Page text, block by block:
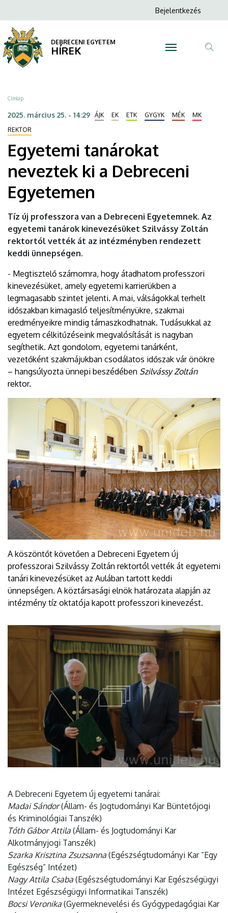
tanárokat
neveztek
a
Debreceni
Egyetemen
DEBRECENI
EGYETEM
a
tartalomra
Anonim
menüje
Bejelentkezés
DEBRECENI EGYETEM
HÍREK
Morzsa
Címlap
2025. március 25. - 14:29 ÁJK EK ETK GYGYK MÉK
MK
REKTOR
Egyetemi tanárokat
neveztek ki a Debreceni
Egyetemen
Tíz új professzora van a Debreceni Egyetemnek. Az
egyetemi tanárok kinevezésüket Szilvássy Zoltán
rektortól vették át az intézményben rendezett
keddi ünnepségen.
- Megtisztelő számomra, hogy átadhatom professzori
kinevezésüket, amely egyetemi karrierükben a
legmagasabb szintet jelenti. A mai, válságokkal terhelt
időszakban kimagasló teljesítményükre, szakmai
eredményeikre mindig támaszkodhatnak. Tudásukkal az
egyetem célkitűzéseink megvalósítását is nagyban
segíthetik. Azt gondolom, egyetemi tanárként,
vezetőként szakmájukban csodálatos időszak vár önökre
– hangsúlyozta ünnepi beszédében Szilvássy Zoltán
rektor.
A köszöntőt követően a Debreceni Egyetem új
professzorai Szilvássy Zoltán rektortól vették át egyetemi
tanári kinevezésüket az Aulában tartott keddi
ünnepségen. A köztársasági elnök határozata alapján az
intézmény tíz oktatója kapott professzori kinevezést.
A Debreceni Egyetem új egyetemi tanárai:
Madai Sándor(Állam- és Jogtudományi Kar Büntetőjogi
és Kriminológiai Tanszék)
Tóth Gábor Attila (Állam- és Jogtudományi Kar
Alkotmányjogi Tanszék)
Szarka Krisztina Zsuzsanna (Egészségtudományi Kar “Egy
Egészség” Intézet)
Nagy Attila Csaba (Egészségtudományi Kar Egészségügyi
Intézet Egészségügyi Informatikai Tanszék)
Bocsi Veronika (Gyermeknevelési és Gyógypedagógiai Kar